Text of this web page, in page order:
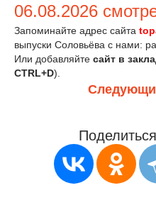
06.08.2026
Запоминайте адрес сайта
выпуски Соловьёва с нами:
Или добавляйте сайт в
CTRL+D).